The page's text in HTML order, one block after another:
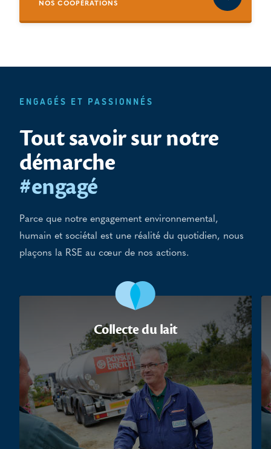
NOS COOPÉRATIONS
ENGAGÉS ET PASSIONNÉS
Tout savoir sur notre
démarche
#engagé
Parce que notre engagement environnemental,
humain et sociétal est une réalité du quotidien, nous
plaçons la RSE au cœur de nos actions.
Collecte du lait